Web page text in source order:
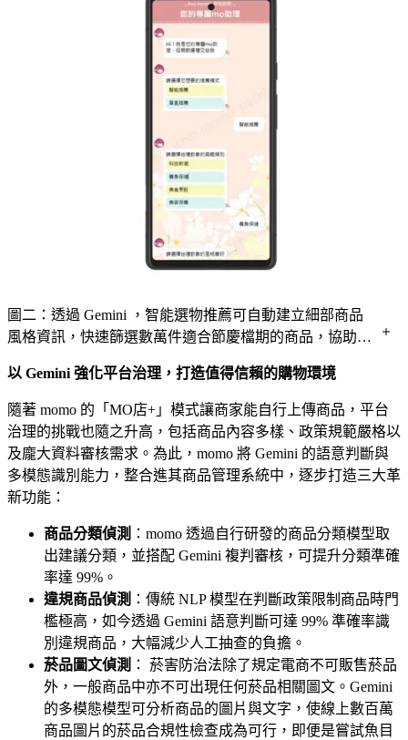
圖二：透過 Gemini ，智能選物推薦可自動建立細部商品
風格資訊，快速篩選數萬件適合節慶檔期的商品，協助行
以 Gemini 強化平台治理，打造值得信賴的購物環境
隨著 momo 的「MO店+」模式讓商家能自行上傳商品，平台
治理的挑戰也隨之升高，包括商品內容多樣、政策規範嚴格以
及龐大資料審核需求。為此，momo 將 Gemini 的語意判斷與
多模態識別能力，整合進其商品管理系統中，逐步打造三大革
新功能：
商品分類偵測 ：momo 透過自行研發的商品分類模型取
出建議分類，並搭配 Gemini 複判審核，可提升分類準確
率達 99%。
違規商品偵測 ：傳統 NLP 模型在判斷政策限制商品時門
檻極高，如今透過 Gemini 語意判斷可達 99% 準確率識
別違規商品，大幅減少人工抽查的負擔。
菸品圖文偵測 ： 菸害防治法除了規定電商不可販售菸品
外，一般商品中亦不可出現任何菸品相關圖文。Gemini
的多模態模型可分析商品的圖片與文字，使線上數百萬
商品圖片的菸品合規性檢查成為可行，即便是嘗試魚目